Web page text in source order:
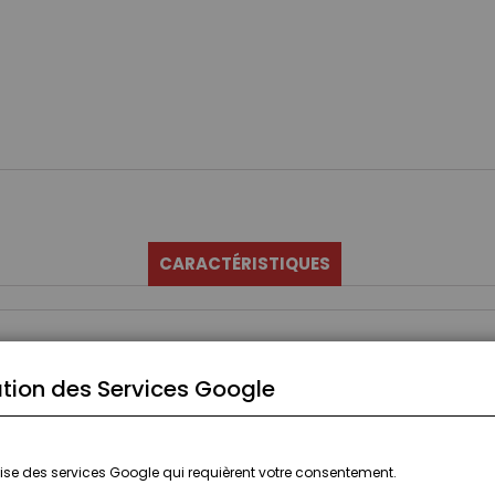
CARACTÉRISTIQUES
des Services Google
des services Google qui requièrent votre consentement.